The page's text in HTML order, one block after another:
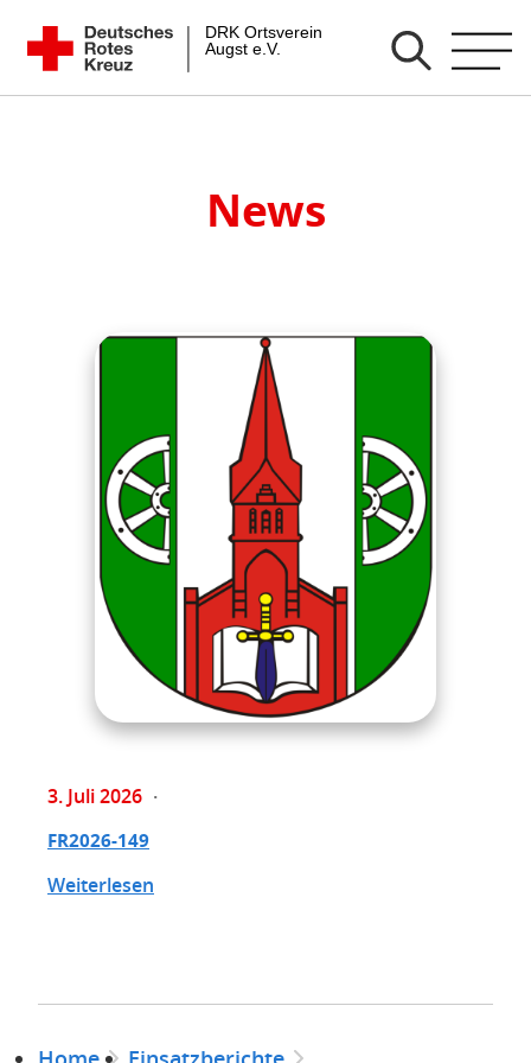
Zum
Inhalt
springen
DRK Ortsverein Augst e.V.
News
3. Juli 2026
FR2026-149
Weiterlesen